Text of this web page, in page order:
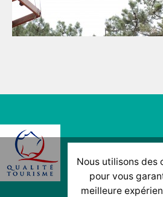
Nous utilisons des
pour vous
meilleure